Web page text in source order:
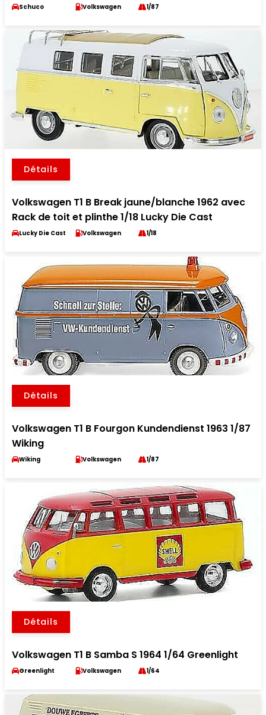
Schuco Volkswagen 1/87
Détails
Volkswagen T1 B Break jaune/blanche 1962 avec
Rack de toit et plinthe 1/18 Lucky Die Cast
Lucky Die Cast Volkswagen 1/18
Détails
Volkswagen T1 B Fourgon Kundendienst 1963 1/87
Wiking
Wiking Volkswagen 1/87
Détails
Volkswagen T1 B Samba S 1964 1/64 Greenlight
Greenlight Volkswagen 1/64